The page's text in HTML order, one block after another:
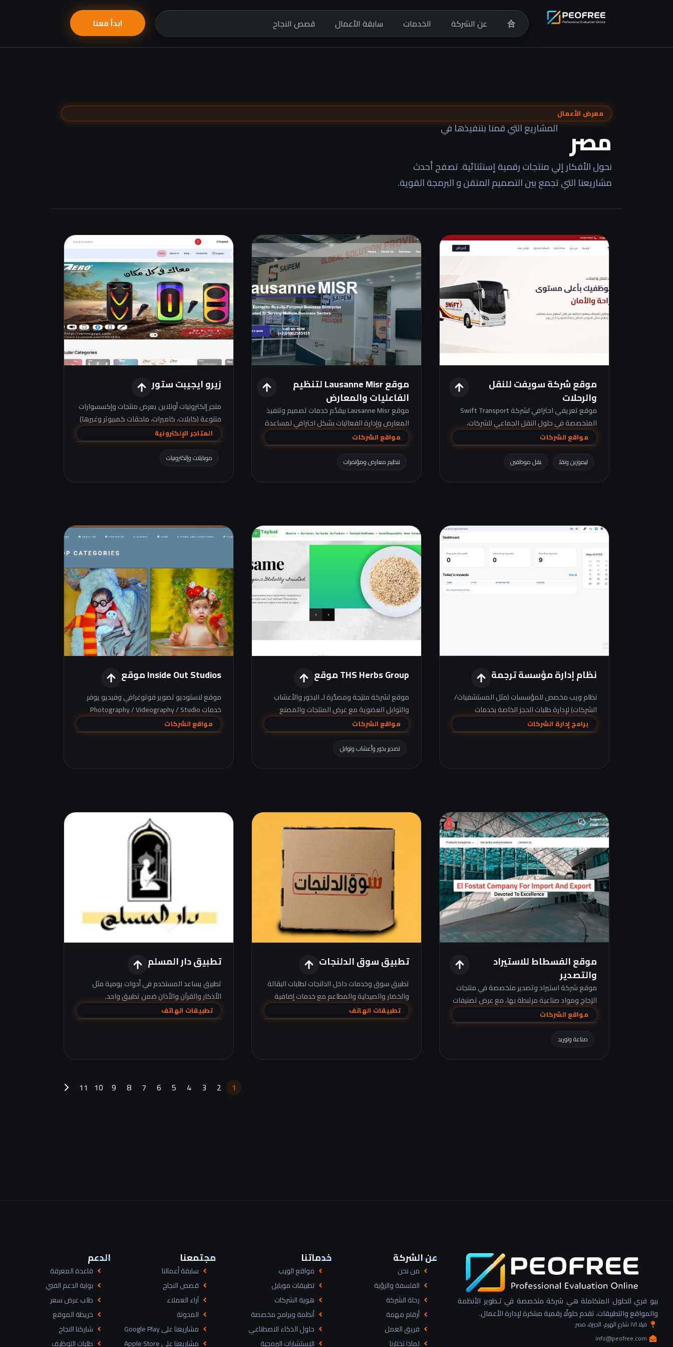
合 عن الشركة الخدمات سابقة الأعمال قصص النجاح ابدأ معنا
معرض الأعمال
المشاريع التي قمنا بتنفيذها في مصر
نحول الأفكار إلي منتجات رقمية إستثنائية. تصفح أحدث
مشاريعنا التي تجمع بين التصميم المتقن و البرمجة القوية.
موقع شركة سويفت للنقل
والرحلات
موقع تعريفي احترافي لشركة Swift Transport
المتخصصة في حلول النقل الجماعي للشركات،
المصانع، الجامعات، والرحلات، مع تركيز واضح على
الراحة، الأمان، والالتزام بالمواعيد.
مواقع الشركات
ليموزين ونقل نقل موظفين
موقع Lausanne Misr لتنظيم
الفاعليات والمعارض
موقع Lausanne Misr بيقدّم خدمات تصميم وتنفيذ
المعارض وإدارة الفعاليات بشكل احترافي لمساعدة
الشركات على الظهور بشكل مميز.
مواقع الشركات
تنظيم معارض ومؤتمرات
زيرو ايجيبت ستور
متجر إلكترونيات أونلاين يعرض منتجات وإكسسوارات
متنوعة (كابلات، كاميرات، ملحقات كمبيوتر وغيرها)
مع أقسام متجر واضحة وخيارات حساب المستخدم.
المتاجر الإلكترونية
موبايلات وإلكترونيات
نظام إدارة مؤسسة ترجمة
نظام ويب مخصص للمؤسسات (مثل المستشفيات/
الشركات) لإدارة طلبات الحجز الخاصة بخدمات
الترجمة عبر منصة واحدة
برامج إدارة الشركات
THS Herbs Group موقع
موقع لشركة منتِجة ومصدّرة لـ البذور والأعشاب
والتوابل العضوية مع عرض المنتجات والمصنع
والاختبارات والشهادات والأسواق.
مواقع الشركات
تصدير بذور وأعشاب وتوابل
Inside Out Studios موقع
موقع لاستوديو تصوير فوتوغرافي وفيديو يوفر
خدمات Photography / Videography / Studio
لمنتجات مثل المطبوعات والفريمات والمجّات.
مواقع الشركات
موقع الفسطاط للاستيراد
والتصدير
موقع شركة استيراد وتصدير متخصصة في منتجات
الزجاج ومواد صناعية مرتبطة بها، مع عرض تصنيفات
المنتجات وبيانات التواصل.
مواقع الشركات
صناعة وتوريد
تطبيق سوق الدلنجات
تطبيق سوق وخدمات داخل الدلنجات لطلبات البقالة
والخضار والصيدلية والمطاعم مع خدمات إضافية
مثل الشحن والحجوزات وبيع/شراء المستعمل.
تطبيقات الهاتف
تطبيق دار المسلم
تطبيق يساعد المستخدم في أدوات يومية مثل
الأذكار والقرآن والأذان ضمن تطبيق واحد.
تطبيقات الهاتف
1
2
3
4
5
6
7
8
9
10
11
بيو فري للحلول المتكاملة هي شركة متخصصة في تـطوير الأنظمة
والمواقع والتطبيقات، تقدم حلولًا رقمية مبتكرة لإدارة الأعمال.
فيلا ١٧١ شارع الهرم، الجيزة، مصر
info@peofree.com
عن الشركة
من نحن
الفلسفة والرؤية
رحلة الشركة
أرقام مهمة
فريق العمل
لماذا تختارنا
خدماتنا
مواقع الويب
تطبيقات موبايل
هوية الشركات
أنظمة وبرامج مخصصة
حلول الذكاء الاصطناعي
الإستشارات البرمجية
مجتمعنا
سابقة أعمالنا
قصص النجاح
آراء العملاء
المدونة
مشاريعنا على Google Play
مشاريعنا على Apple Store
الدعم
قاعدة المعرفة
بوابة الدعم الفني
طلب عرض سعر
خريطة الموقع
شاركنا النجاح
طلبات التوظيف